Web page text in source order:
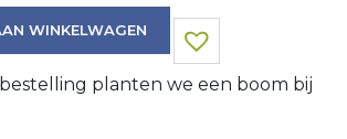
WINKELWAGEN
planten we een boom bij